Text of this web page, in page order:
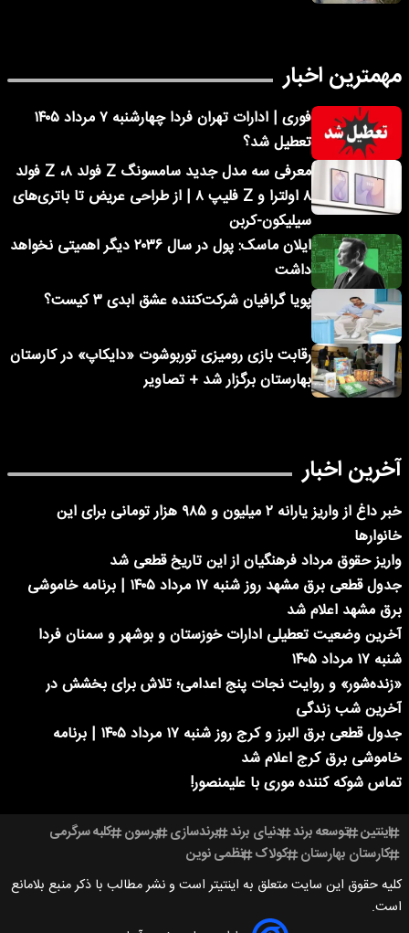
مهمترین اخبار
فوری | ادارات تهران فردا چهارشنبه ۷ مرداد ۱۴۰۵
تعطیل شد؟
معرفی سه مدل جدید سامسونگ Z فولد ۸، Z فولد
۸ اولترا و Z فلیپ ۸ | از طراحی عریض تا باتری‌های
سیلیکون-کربن
ایلان ماسک: پول در سال ۲۰۳۶ دیگر اهمیتی نخواهد
داشت
پویا گرافیان شرکت‌کننده عشق ابدی ۳ کیست؟
رقابت بازی رومیزی توربوشوت «دایکاپ» در کارستان
بهارستان برگزار شد + تصاویر
آخرین اخبار
خبر داغ از واریز یارانه ۲ میلیون و ۹۸۵ هزار تومانی برای این
خانوارها
واریز حقوق مرداد فرهنگیان از این تاریخ قطعی شد
جدول قطعی برق مشهد روز شنبه ۱۷ مرداد ۱۴۰۵ | برنامه خاموشی
برق مشهد اعلام شد
آخرین وضعیت تعطیلی ادارات خوزستان و بوشهر و سمنان فردا
شنبه ۱۷ مرداد ۱۴۰۵
«زنده‌شور» و روایت نجات پنج اعدامی؛ تلاش برای بخشش در
آخرین شب زندگی
جدول قطعی برق البرز و کرج روز شنبه ۱۷ مرداد ۱۴۰۵ | برنامه
خاموشی برق کرج اعلام شد
تماس شوکه کننده موری با علیمنصور!
اینتین توسعه برند دنیای برند برندسازی پرسون کلبه سرگرمی
کارستان بهارستان کولاک نظمی نوین
کلیه حقوق این سایت متعلق به اینتیتر است و نشر مطالب با ذکر منبع بلامانع
است.